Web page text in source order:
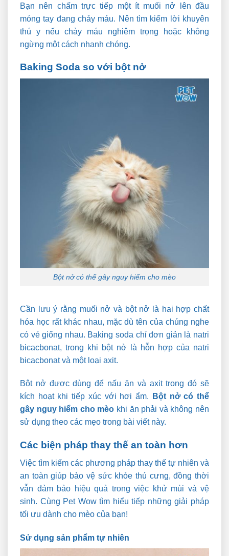
Bạn nên chấm trực tiếp một ít muối nở lên đầu
móng tay đang chảy máu. Nên tìm kiếm lời khuyên
thú y nếu chảy máu nghiêm trọng hoặc không
ngừng một cách nhanh chóng.
Baking Soda so với bột nở
Bột nở có thể gây nguy hiểm cho mèo
Cần lưu ý rằng muối nở và bột nở là hai hợp chất
hóa học rất khác nhau, mặc dù tên của chúng nghe
có vẻ giống nhau. Baking soda chỉ đơn giản là natri
bicacbonat, trong khi bột nở là hỗn hợp của natri
bicacbonat và một loại axit.
Bột nở được dùng để nấu ăn và axit trong đó sẽ
kích hoạt khi tiếp xúc với hơi ẩm.
Bột nở có thể
gây nguy hiểm cho mèo khi ăn phải và không nên
sử dụng theo các mẹo trong bài viết này.
Các biện pháp thay thế an toàn hơn
Việc tìm kiếm các phương pháp thay thế tự nhiên và
an toàn giúp bảo vệ sức khỏe thú cưng, đồng thời
vẫn đảm bảo hiệu quả trong việc khử mùi và vệ
sinh. Cùng Pet Wow tìm hiểu tiếp những giải pháp
tối ưu dành cho mèo của bạn!
Sử dụng sản phẩm tự nhiên